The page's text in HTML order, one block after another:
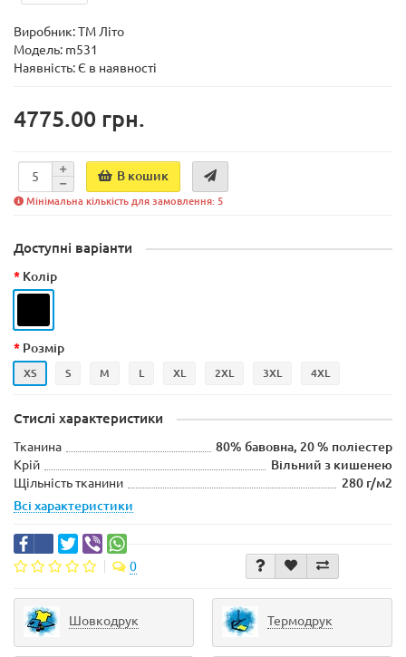
Виробник:ТМ Літо
Модель: m531
Наявність:Є в наявності
4775.00 грн.
В кошик
Мінімальна кількість для замовлення: 5
Доступні варіанти
Колір
Розмір
XS S M L XL 2XL 3XL 4XL
Стислі характеристики
Тканина
80% бавовна, 20 % поліестер
Крій
Вільний з кишенею
Щільність тканини
280 г/м2
Всі характеристики
0
Шовкодрук Термодрук